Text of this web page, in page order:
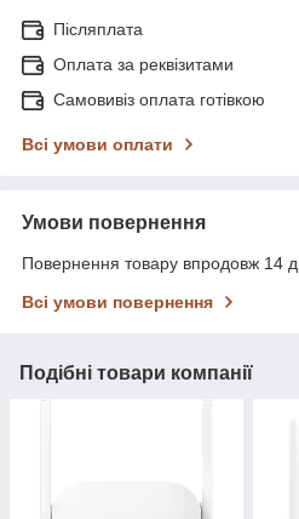
Післяплата
Оплата за реквізитами
Самовивіз оплата готівкою
Всі умови оплати
Умови повернення
Повернення товару впродовж 14
Всі умови повернення
Подібні товари компанії